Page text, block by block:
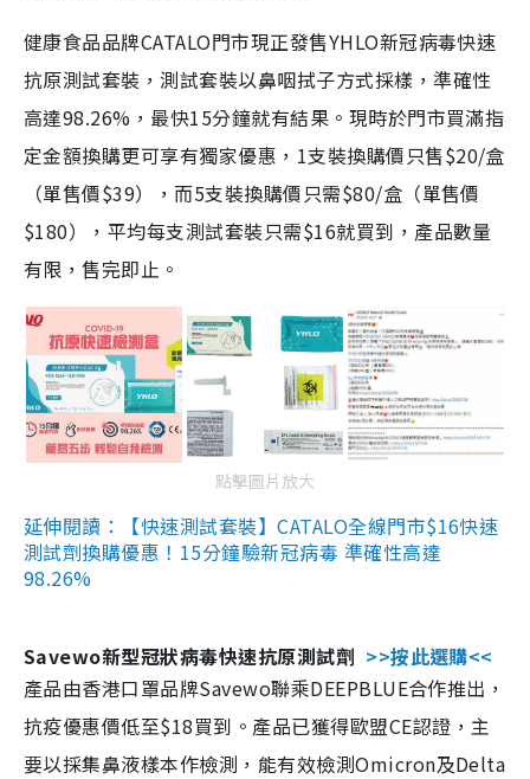
健康食品品牌CATALO門市現正發售YHLO新冠病毒快速
抗原測試套裝，測試套裝以鼻咽拭子方式採樣，準確性
高達98.26%，最快15分鐘就有結果。現時於門市買滿指
定金額換購更可享有獨家優惠，1支裝換購價只售$20/盒
（單售價$39），而5支裝換購價只需$80/盒（單售價
$180），平均每支測試套裝只需$16就買到，產品數量
有限，售完即止。
點擊圖片放大
延伸閱讀：【快速測試套裝】CATALO全線門市$16快速
測試劑換購優惠！15分鐘驗新冠病毒 準確性高達
98.26%
Savewo新型冠狀病毒快速抗原測試劑 >>按此選購<<
產品由香港口罩品牌Savewo聯乘DEEPBLUE合作推出，
抗疫優惠價低至$18買到。產品已獲得歐盟CE認證，主
要以採集鼻液樣本作檢測，能有效檢測Omicron及Delta